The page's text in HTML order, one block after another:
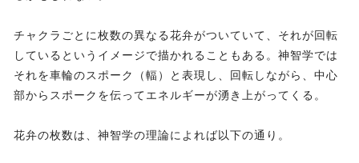
チャクラごとに枚数の異なる花弁がついていて、それが回転
しているというイメージで描かれることもある。神智学では
それを車輪のスポーク（輻）と表現し、回転しながら、中心
部からスポークを伝ってエネルギーが湧き上がってくる。
花弁の枚数は、神智学の理論によれば以下の通り。